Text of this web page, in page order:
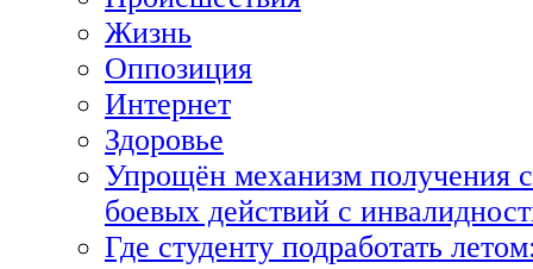
Жизнь
Оппозиция
Интернет
Здоровье
Упрощён механизм получения
боевых действий с
Где студенту подработать